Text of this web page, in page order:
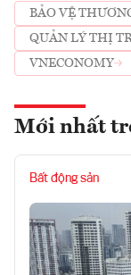
BẢO VỆ
QUẢN LÝ THỊ
VNECONOMY
Mới nhất
Bất động sản